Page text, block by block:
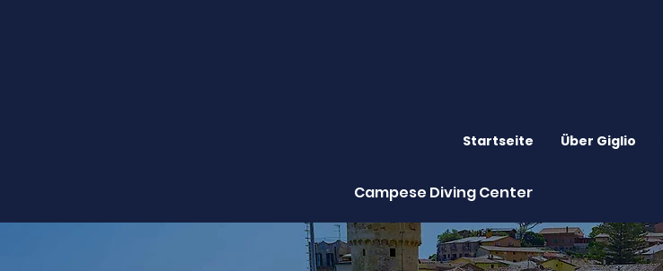
Campese Diving Center
Startseite Über Giglio